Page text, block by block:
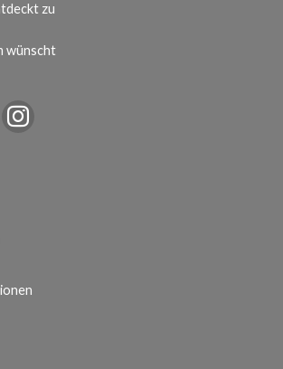
zu
wünscht